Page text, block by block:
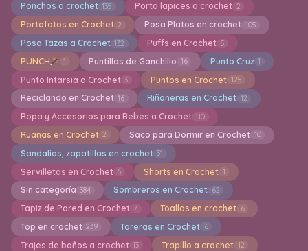
Ponchos a crochet 135 Porta lapices a crochet 2
Portafotos en Crochet 2 Posa Platos en crochet 105
Posa Tazas a Crochet 132 Puffs en Crochet 5
PUNCH 1 Puntillas de Ganchillo 16 Punto Cruz 1
Punto Intarsia a Crochet 3 Puntos en Crochet 125
Reciclando en Crochet 16 Riñoneras en Crochet 12
Ropa y Accesorios para Bebes a Crochet 110
Ruanas en Crochet 2 Saco para Dormir en Crochet 10
Sandalias, zapatillas en crochet 31
Servilletas en Crochet 6 Shorts en Crochet 1
Sin categoría 384 Sombreros en Crochet 62
Tapiz de Pared en Crochet 7 Toallas en crochet 6
Top en crochet 239 Toreras en Crochet 6
Trajes de baños a crochet 13 Trapillo a crochet 12